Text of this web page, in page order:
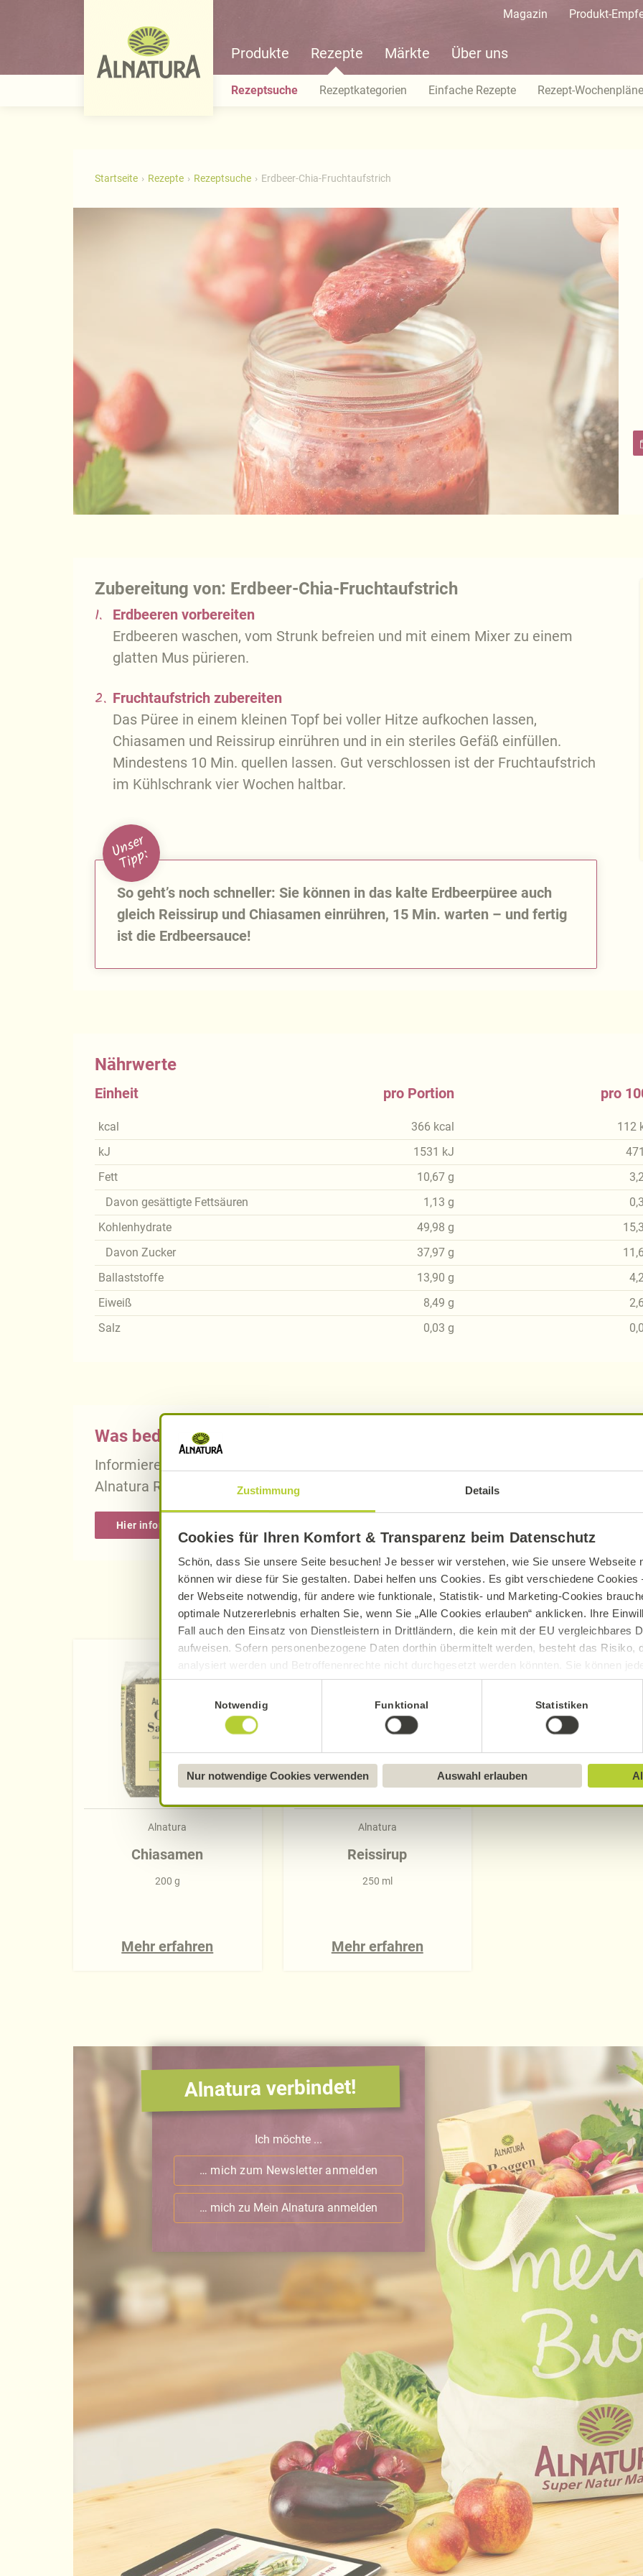
Zustimmung Details
Cookies für Ihren Komfort & Transparenz beim Datenschutz
Schön, dass Sie unsere Seite besuchen! Je besser wir verstehen, wie Sie unsere Webseite
können wir diese für Sie gestalten. Dabei helfen uns Cookies. Es gibt verschiedene Cookies
der Webseite notwendig, für andere wie funktionale, Statistik- und Marketing-Cookies
optimale Nutzererlebnis erhalten Sie, wenn Sie „Alle Cookies erlauben“ anklicken. Ihre
Fall auch den Einsatz von Dienstleistern in Drittländern, die kein mit der EU vergleichbares
aufweisen. Sofern personenbezogene Daten dorthin übermittelt werden, besteht das Risiko,
analysiert werden und Betroffenenrechte nicht durchgesetzt werden könnten. Sie können
Datenverarbeitung und -übermittlung widerrufen und Tools deaktivieren. Ausführliche
Datenschutzerklärung
Näheres über uns erfahren Sie in unseremImpressum
Notwendig Funktional Statistiken
Nur notwendige Cookies verwenden Auswahl erlauben
Magazin Produkt-
Produkte Rezepte Märkte Über uns
Rezeptsuche Rezeptkategorien Einfache Rezepte Rezept-Wochenpläne
Startseite Rezepte Rezeptsuche Erdbeer-Chia-Fruchtaufstrich
Zubereitung von: Erdbeer-Chia-Fruchtaufstrich
1.
Erdbeeren vorbereiten
Erdbeeren waschen, vom Strunk befreien und mit einem Mixer zu einem
glatten Mus pürieren.
2. Fruchtaufstrich zubereiten
Das Püree in einem kleinen Topf bei voller Hitze aufkochen lassen,
Chiasamen und Reissirup einrühren und in ein steriles Gefäß einfüllen.
Mindestens 10 Min. quellen lassen. Gut verschlossen ist der Fruchtaufstrich
im Kühlschrank vier Wochen haltbar.
U
n
s
e
r
T
i
p
p
:
So geht’s noch schneller: Sie können in das kalte Erdbeerpüree auch
gleich Reissirup und Chiasamen einrühren, 15 Min. warten – und fertig
ist die Erdbeersauce!
Nährwerte
Einheit
kcal
kJ
Fett
Davon gesättigte Fettsäuren
Kohlenhydrate
Davon Zucker
Ballaststoffe
Eiweiß
Salz
pro Portion
366 kcal
1531 kJ
10,67 g
1,13 g
49,98 g
37,97 g
13,90 g
8,49 g
0,03 g
pro
112
471
Was bedeutet vegan, vegetarisch, gluten- und laktosefrei bei Alnatura
Informieren Sie sich über die genaue Erklärung der Kennzeichnung von veganen,
Alnatura Rezepten.
Hier informieren
Produkte zum Rezept
Alnatura
Chiasamen
200 g
Mehr erfahren
Alnatura
Reissirup
250 ml
Mehr erfahren
Alnatura verbindet!
Ich möchte ...
… mich zum Newsletter anmelden
… mich zu Mein Alnatura anmelden